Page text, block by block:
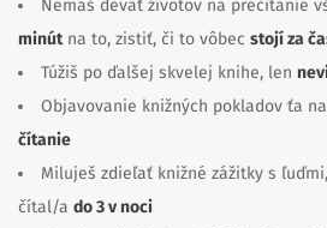
Nemáš deväť životov na prečítanie
minútna to, zistiť, či to vôbec stojí za
Túžiš po ďalšej skvelej knihe, len
Objavovanie knižných pokladov ťa
čítanie
Miluješ zdieľať knižné zážitky s
čítal/a do 3 v noci